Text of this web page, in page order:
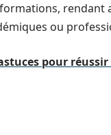
ou
pour